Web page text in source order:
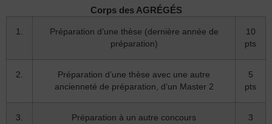
Corps des AGRÉGÉS
1.
Préparation d’une thèse (dernière année de
préparation)
10
pts
2.
Préparation d’une thèse avec une autre
ancienneté de préparation, d’un Master 2
5
pts
3. Préparation à un autre concours
3